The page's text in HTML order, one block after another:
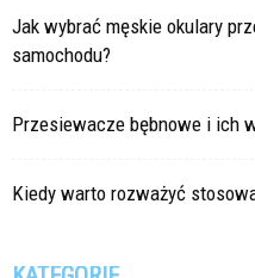
Jak wybrać męskie okulary
samochodu?
Przesiewacze bębnowe i ich
Kiedy warto rozważyć